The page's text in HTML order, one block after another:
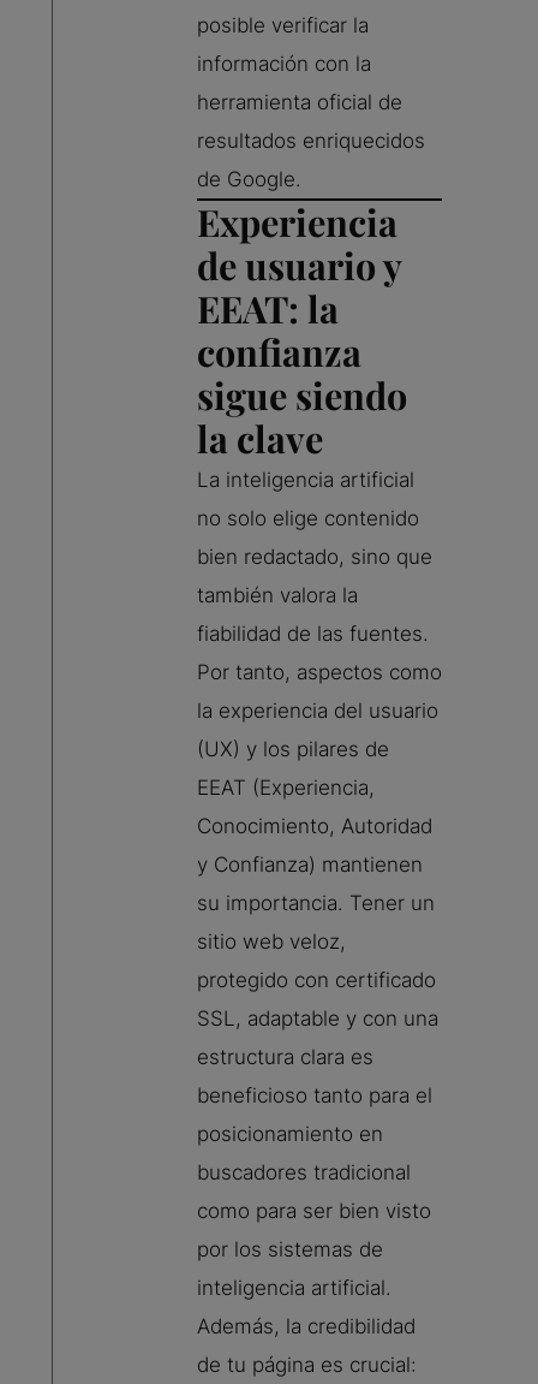
posible verificar la
información con la
herramienta oficial de
resultados enriquecidos
de Google.
Experiencia
de usuario y
EEAT: la
confianza
sigue siendo
la clave
La inteligencia artificial
no solo elige contenido
bien redactado, sino que
también valora la
fiabilidad de las fuentes.
Por tanto, aspectos como
la experiencia del usuario
(UX) y los pilares de
EEAT (Experiencia,
Conocimiento, Autoridad
y Confianza) mantienen
su importancia. Tener un
sitio web veloz,
protegido con certificado
SSL, adaptable y con una
estructura clara es
beneficioso tanto para el
posicionamiento en
buscadores tradicional
como para ser bien visto
por los sistemas de
inteligencia artificial.
Además, la credibilidad
de tu página es crucial: